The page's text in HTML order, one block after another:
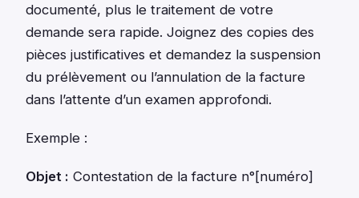
documenté, plus le traitement de votre
demande sera rapide. Joignez des copies des
pièces justificatives et demandez la suspension
du prélèvement ou l’annulation de la facture
dans l’attente d’un examen approfondi.
Exemple :
Objet : Contestation de la facture n°[numéro]